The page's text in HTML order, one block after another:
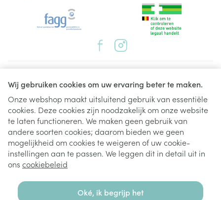
Wij gebruiken cookies om uw ervaring beter te maken.
Onze webshop maakt uitsluitend gebruik van essentiële
cookies. Deze cookies zijn noodzakelijk om onze website
te laten functioneren. We maken geen gebruik van
andere soorten cookies; daarom bieden we geen
mogelijkheid om cookies te weigeren of uw cookie-
instellingen aan te passen. We leggen dit in detail uit in
ons cookiebeleid
Oké, ik begrijp het
Juridische links